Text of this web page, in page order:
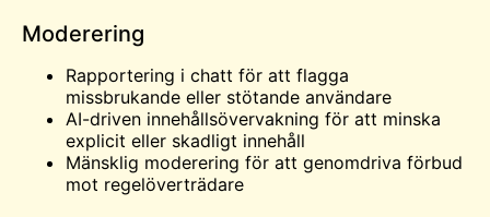
Moderering
Rapportering i chatt för att flagga
missbrukande eller stötande användare
AI-driven innehållsövervakning för att minska
explicit eller skadligt innehåll
Mänsklig moderering för att genomdriva förbud
mot regelöverträdare